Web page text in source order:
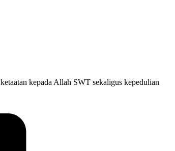
kepada Allah SWT sekaligus kepedulian